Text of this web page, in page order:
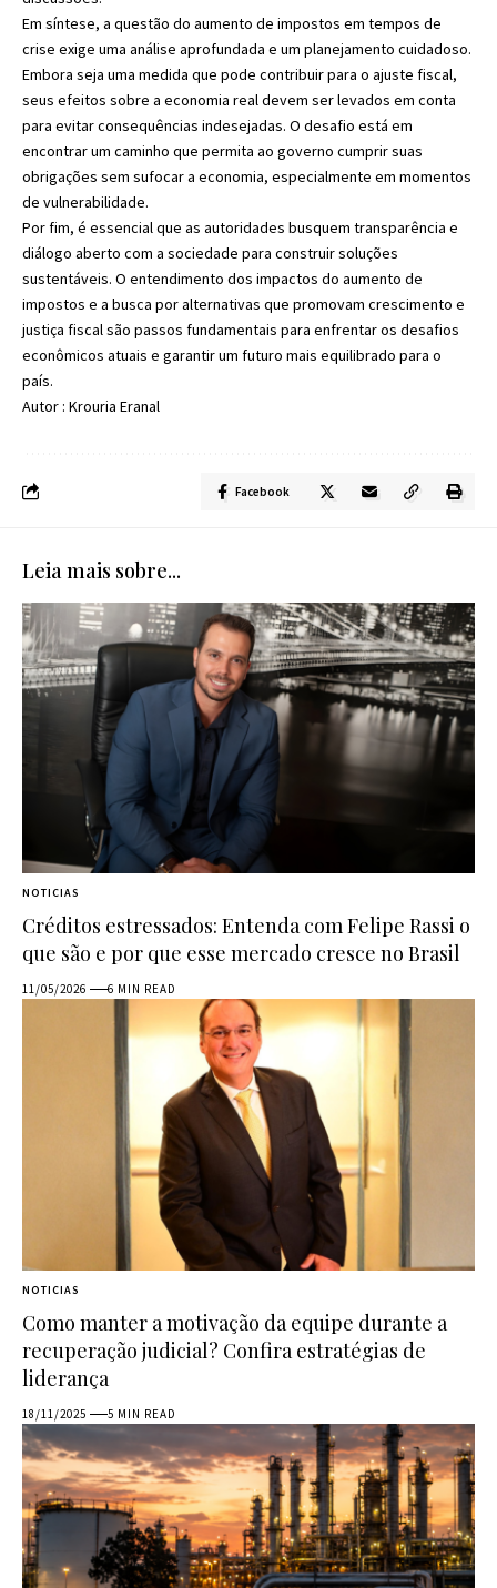
Em síntese, a questão do aumento de impostos em tempos de
crise exige uma análise aprofundada e um planejamento cuidadoso.
Embora seja uma medida que pode contribuir para o ajuste fiscal,
seus efeitos sobre a economia real devem ser levados em conta
para evitar consequências indesejadas. O desafio está em
encontrar um caminho que permita ao governo cumprir suas
obrigações sem sufocar a economia, especialmente em momentos
de vulnerabilidade.
Por fim, é essencial que as autoridades busquem transparência e
diálogo aberto com a sociedade para construir soluções
sustentáveis. O entendimento dos impactos do aumento de
impostos e a busca por alternativas que promovam crescimento e
justiça fiscal são passos fundamentais para enfrentar os desafios
econômicos atuais e garantir um futuro mais equilibrado para o
país.
Autor : Krouria Eranal
Facebook
Leia mais sobre...
NOTICIAS
Créditos estressados: Entenda com Felipe Rassi o
que são e por que esse mercado cresce no Brasil
11/05/2026 6 MIN READ
NOTICIAS
Como manter a motivação da equipe durante a
recuperação judicial? Confira estratégias de
liderança
18/11/2025 5 MIN READ